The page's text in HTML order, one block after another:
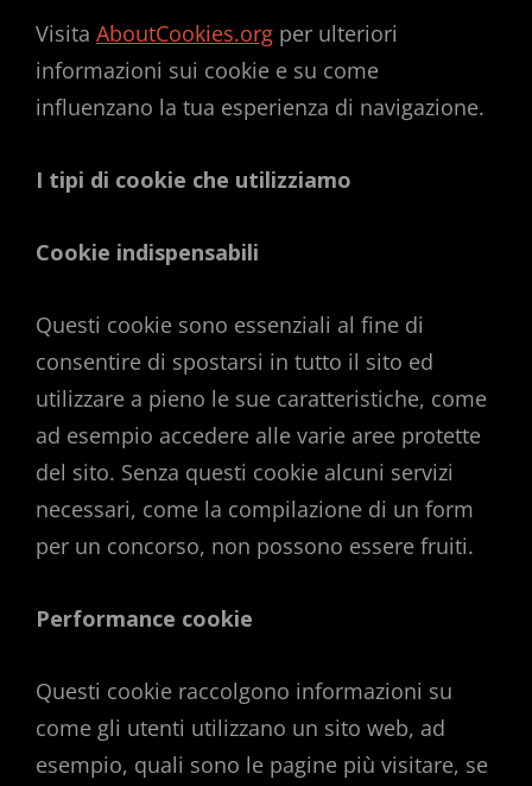
Visita AboutCookies.org per ulteriori
informazioni sui cookie e su come
influenzano la tua esperienza di navigazione.
I tipi di cookie che utilizziamo
Cookie indispensabili
Questi cookie sono essenziali al fine di
consentire di spostarsi in tutto il sito ed
utilizzare a pieno le sue caratteristiche, come
ad esempio accedere alle varie aree protette
del sito. Senza questi cookie alcuni servizi
necessari, come la compilazione di un form
per un concorso, non possono essere fruiti.
Performance cookie
Questi cookie raccolgono informazioni su
come gli utenti utilizzano un sito web, ad
esempio, quali sono le pagine più visitare, se